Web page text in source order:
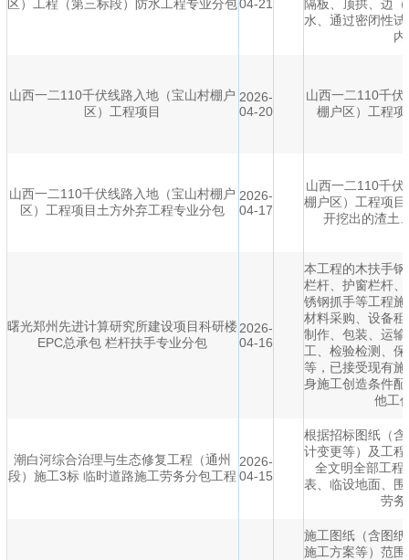
区）工程（第三标段）防水工程专业分包04-21
隔板、顶拱、边
水、通过密闭性
内
山西一二110千伏线路入地（宝山村棚户
区）工程项目
2026-
04-20
山西一二110千伏
棚户区）工程
山西一二110千伏线路入地（宝山村棚户
区）工程项目土方外弃工程专业分包
2026-
04-17
山西一二110千伏
棚户区）工程项
开挖出的渣土
曙光郑州先进计算研究所建设项目科研楼
EPC总承包 栏杆扶手专业分包
2026-
04-16
本工程的木扶手
栏杆、护窗栏杆
锈钢抓手等工程
材料采购、设备
制作、包装、运
工、检验检测、
等，已接受现有
身施工创造条件
他工
潮白河综合治理与生态修复工程（通州
段）施工3标 临时道路施工劳务分包工程
2026-
04-15
根据招标图纸（
计变更等）及工
全文明全部工程
表、临设地面、
劳务
施工图纸（含图
施工方案等）范